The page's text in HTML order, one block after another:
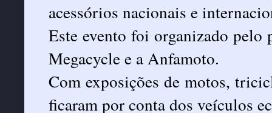
acessórios nacionais e
Este evento foi organizado
Megacycle e a Anfamoto.
Com exposições de motos,
ficaram por conta dos veículos